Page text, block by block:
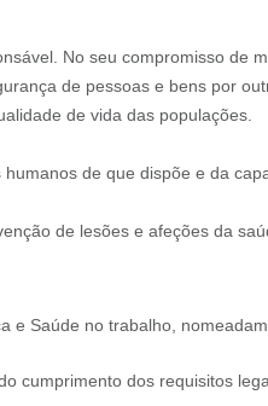
No seu compromisso de
de pessoas e bens por
de vida das populações.
de que dispõe e da
de lesões e afeções da
e Saúde no trabalho,
cumprimento dos requisitos